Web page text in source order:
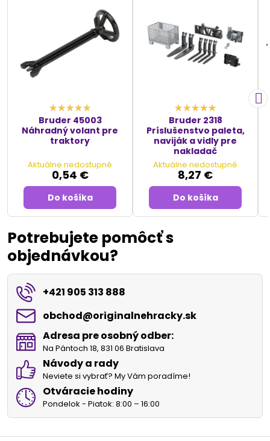
Bruder 45003
Náhradný volant pre
traktory
Aktuálne nedostupné
0,54 €
Do košíka
Bruder 2318
Príslušenstvo paleta,
naviják a vidly pre
nakladač
Aktuálne nedostupné
8,27 €
Do košíka
Potrebujete pomôcť s
objednávkou?
+421 905 313 888
obchod​@originalnehracky​.sk
Adresa pre osobný odber:
Na Pántoch 18, 831 06 Bratislava
Návody a rady
Neviete si vybrať? My Vám poradíme!
Otváracie hodiny
Pondelok - Piatok: 8:00 – 16:00